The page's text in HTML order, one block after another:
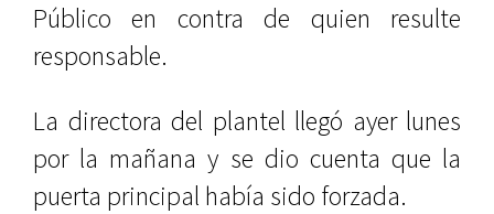
Público en contra de quien resulte
responsable.
La directora del plantel llegó ayer lunes
por la mañana y se dio cuenta que la
puerta principal había sido forzada.